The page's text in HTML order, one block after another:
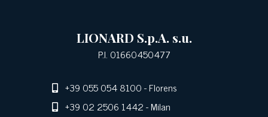
LIONARD S.p.A. s.u.
P.I. 01660450477
+39 055 054 8100- Florens
+39 02 2506 1442- Milan